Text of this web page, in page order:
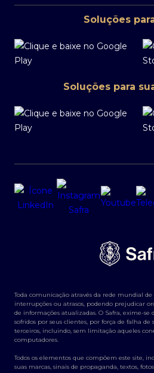
Soluções
Soluções para
Toda comunicação através da rede mundial
interrupções ou atrasos, podendo prejudicar
de informações atualizadas. O Safra, exime-se
sofridos por seus clientes, por força de falha
terceiros, incluindo, sem limitação aqueles
computadores.
Todos os elementos que compõem este site,
suas marcas, sinais de propaganda, textos,